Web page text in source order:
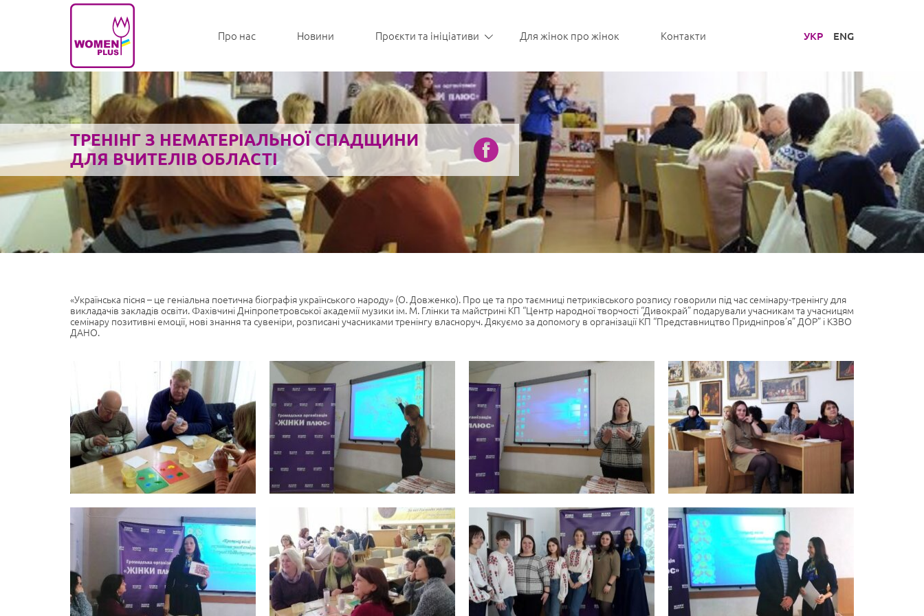
ТРЕНІНГ З НЕМАТЕРІАЛЬНОЇ СПАДЩИНИ
ДЛЯ ВЧИТЕЛІВ ОБЛАСТІ
«Українська пісня – це геніальна поетична біографія українського народу» (О. Довженко). Про це та про таємниці петриківського розпису говорили під час семінару-тренінгу для
викладачів закладів освіти. Фахівчині Дніпропетровської академії музики ім. М. Глінки та майстрині КП “Центр народної творчості “Дивокрай” подарували учасникам та учасницям
семінару позитивні емоції, нові знання та сувеніри, розписані учасниками тренінгу власноруч. Дякуємо за допомогу в організації КП “Представництво Придніпров’я” ДОР” і КЗВО
ДАНО.
Про нас Новини Проєкти та ініціативи Для жінок про жінок Контакти УКР ENG